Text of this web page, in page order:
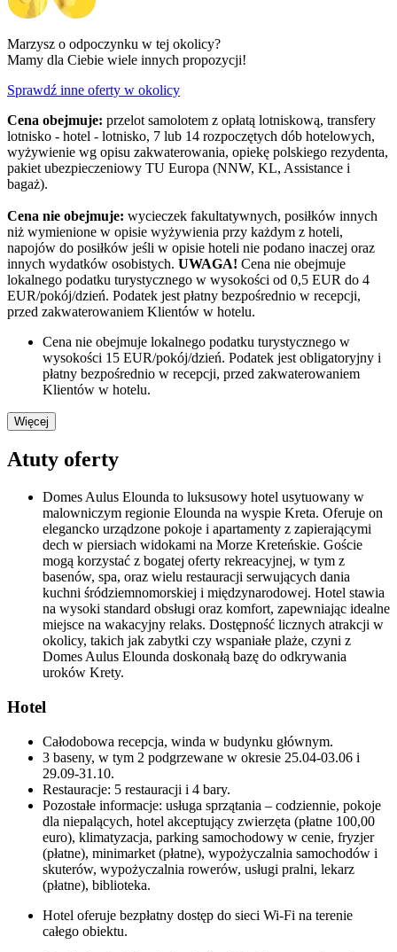
Marzysz o odpoczynku w tej okolicy?
Mamy dla Ciebie wiele innych propozycji!
Sprawdź inne oferty w okolicy
Cena obejmuje: przelot samolotem z opłatą lotniskową, transfery
lotnisko - hotel - lotnisko, 7 lub 14 rozpoczętych dób hotelowych,
wyżywienie wg opisu zakwaterowania, opiekę polskiego rezydenta,
pakiet ubezpieczeniowy TU Europa (NNW, KL, Assistance i
bagaż).
Cena nie obejmuje: wycieczek fakultatywnych, posiłków innych
niż wymienione w opisie wyżywienia przy każdym z hoteli,
napojów do posiłków jeśli w opisie hoteli nie podano inaczej oraz
innych wydatków osobistych. UWAGA! Cena nie obejmuje
lokalnego podatku turystycznego w wysokości od 0,5 EUR do 4
EUR/pokój/dzień. Podatek jest płatny bezpośrednio w recepcji,
przed zakwaterowaniem Klientów w hotelu.
Cena nie obejmuje lokalnego podatku turystycznego w
wysokości 15 EUR/pokój/dzień. Podatek jest obligatoryjny i
płatny bezpośrednio w recepcji, przed zakwaterowaniem
Klientów w hotelu.
Więcej
Atuty oferty
Domes Aulus Elounda to luksusowy hotel usytuowany w
malowniczym regionie Elounda na wyspie Kreta. Oferuje on
elegancko urządzone pokoje i apartamenty z zapierającymi
dech w piersiach widokami na Morze Kreteńskie. Goście
mogą korzystać z bogatej oferty rekreacyjnej, w tym z
basenów, spa, oraz wielu restauracji serwujących dania
kuchni śródziemnomorskiej i międzynarodowej. Hotel stawia
na wysoki standard obsługi oraz komfort, zapewniając idealne
miejsce na wakacyjny relaks. Dostępność licznych atrakcji w
okolicy, takich jak zabytki czy wspaniałe plaże, czyni z
Domes Aulus Elounda doskonałą bazę do odkrywania
uroków Krety.
Hotel
Całodobowa recepcja, winda w budynku głównym.
3 baseny, w tym 2 podgrzewane w okresie 25.04-03.06 i
29.09-31.10.
Restauracje: 5 restauracji i 4 bary.
Pozostałe informacje: usługa sprzątania – codziennie, pokoje
dla niepalących, hotel akceptujący zwierzęta (płatne 100,00
euro), klimatyzacja, parking samochodowy w cenie, fryzjer
(płatne), minimarket (płatne), wypożyczalnia samochodów i
skuterów, wypożyczalnia rowerów, usługi pralni, lekarz
(płatne), biblioteka.
Hotel oferuje bezpłatny dostęp do sieci Wi-Fi na terenie
całego obiektu.